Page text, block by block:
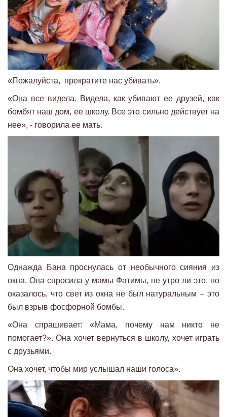
«Пожалуйста, прекратите нас убивать».
«Она все видела. Видела, как убивают ее друзей, как
бомбят наш дом, ее школу. Все это сильно действует на
нее», - говорила ее мать.
Однажда Бана проснулась от необычного сияния из
окна. Она спросила у мамы Фатимы, не утро ли это, но
оказалось, что свет из окна не был натуральным – это
был взрыв фосфорной бомбы.
«Она спрашивает: «Мама, почему нам никто не
помогает?». Она хочет вернуться в школу, хочет играть
с друзьями.
Она хочет, чтобы мир услышал наши голоса».